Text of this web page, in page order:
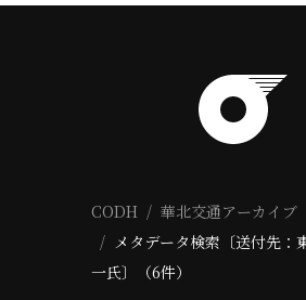
CODH 華北交通アーカイブ
メタデータ検索〔送付先：
一氏〕（6件）